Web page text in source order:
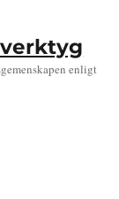
enligt